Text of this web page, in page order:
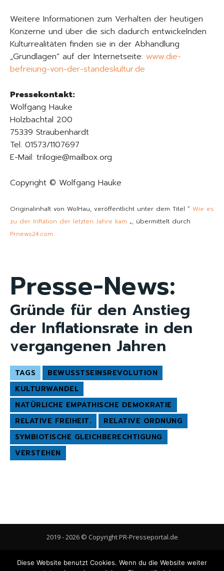
Weitere Informationen zum Verhalten der heutigen
Konzerne und über die sich dadurch entwickelnden
Kulturrealitäten finden sie in der Abhandlung
„Grundlagen“ auf der Internetseite: www.die-
befreiung-von-der-standeskultur.de
Pressekontakt:
Wolfgang Hauke
Holzbachtal 200
75339 Straubenhardt
Tel. 01573/1107697
E-Mail: trilogie@mailbox.org
Copyright © Wolfgang Hauke
Originalinhalt von WolHau, veröffentlicht unter dem Titel “ Wie es
zu der Inflation der letzten Jahre kam „, übermittelt durch
Prnews24.com
Presse-News:
Gründe für den Anstieg
der Inflationsrate in den
vergangenen Jahren
TAGS
BEWUSSTSEINSREVOLUTION
KULTURWANDEL
NATÜRLICHE EMPATHISCHE DEMOKRATIE
RELATIVE FREIHEIT.
RELATIVE ORDNUNG
SYMBIOTISCHE GLEICHBERECHTIGUNG
VERSTEHEN
2019 - 2026 © Copyright PR-Presseportal.de
Diese Website benutzt Cookies. Wenn du die Website weiter